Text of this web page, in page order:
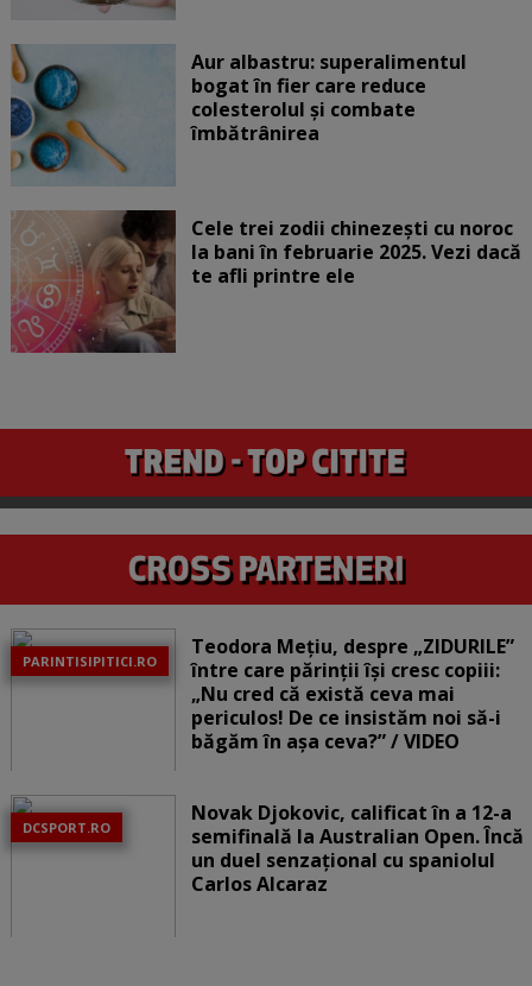
Aur albastru: superalimentul
bogat în fier care reduce
colesterolul și combate
îmbătrânirea
Cele trei zodii chinezești cu noroc
la bani în februarie 2025. Vezi dacă
te afli printre ele
PARINTISIPITICI.RO
Teodora Mețiu, despre „ZIDURILE”
între care părinții își cresc copiii:
„Nu cred că există ceva mai
periculos! De ce insistăm noi să-i
băgăm în așa ceva?” / VIDEO
DCSPORT.RO
Novak Djokovic, calificat în a 12-a
semifinală la Australian Open. Încă
un duel senzațional cu spaniolul
Carlos Alcaraz